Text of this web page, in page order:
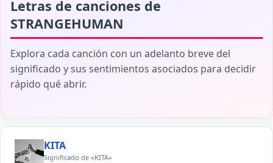
Letras de canciones de
STRANGEHUMAN
Explora cada canción con un adelanto breve del
significado y sus sentimientos asociados para decidir
rápido qué abrir.
KITA
Significado de «KITA»